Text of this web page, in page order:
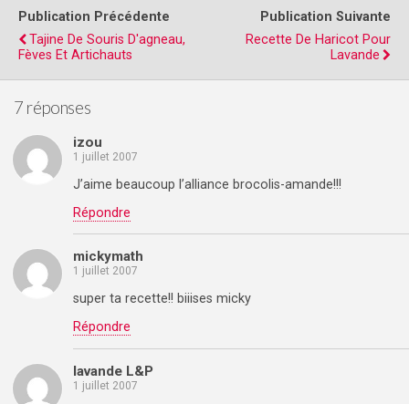
Publication Précédente
Tajine De Souris D'agneau,
Fèves Et Artichauts
Publication Suivante
Recette De Haricot Pour
Lavande
7 réponses
izou
1 juillet 2007
J’aime beaucoup l’alliance brocolis-amande!!!
Répondre
mickymath
1 juillet 2007
super ta recette!! biiises micky
Répondre
lavande L&P
1 juillet 2007